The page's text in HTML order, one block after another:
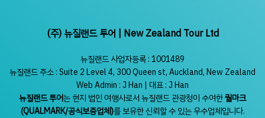
(주) 뉴질랜드 투어 | New Zealand Tour Ltd
뉴질랜드 사업자등록 : 1001489
뉴질랜드 주소 : Suite 2 Level 4, 300 Queen st, Auckland, New Zealand
Web Admin : J Han | 대표 : J Han
뉴질랜드 투어는 현지 법인 여행사로서 뉴질랜드 관광청이 수여한퀄마크
(QUALMARK/공식보증업체)를 보유한 신뢰할 수 있는 우수업체입니다.